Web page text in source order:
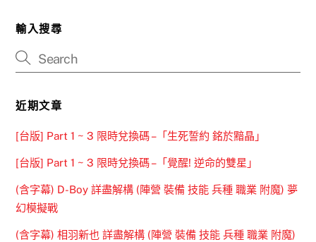
輸入搜尋
近期文章
[台版] Part 1 ~ 3 限時兌換碼 –「生死誓約 銘於黯晶」
[台版] Part 1 ~ 3 限時兌換碼 –「覺醒! 逆命的雙星」
(含字幕) D-Boy 詳盡解構 (陣營 裝備 技能 兵種 職業 附魔) 夢
幻模擬戰
(含字幕) 相羽新也 詳盡解構 (陣營 裝備 技能 兵種 職業 附魔)